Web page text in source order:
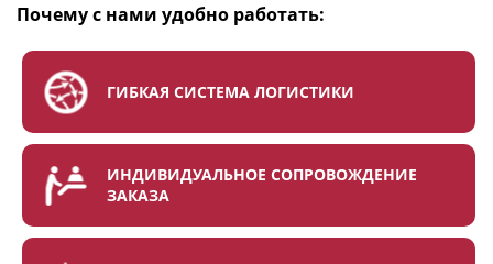
Почему с нами удобно работать:
ГИБКАЯ СИСТЕМА ЛОГИСТИКИ
ИНДИВИДУАЛЬНОЕ СОПРОВОЖДЕНИЕ
ЗАКАЗА